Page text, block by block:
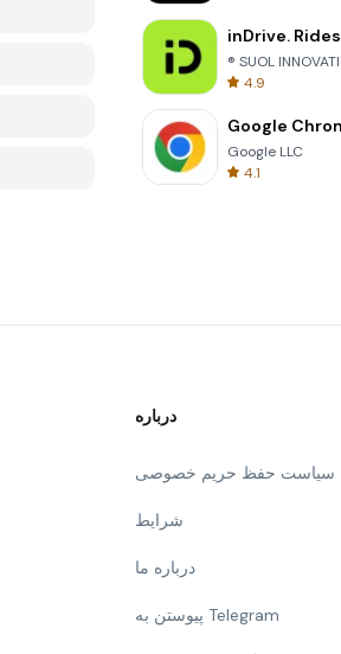
® SUOL
4.9
Google
Google LLC
4.1
درباره
سیاست حفظ حریم خصوصی
شرایط
درباره ما
پیوستن به Telegram